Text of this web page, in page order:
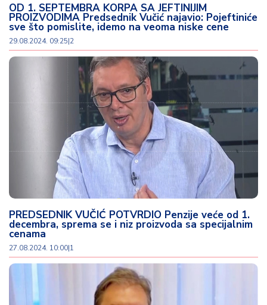
OD 1. SEPTEMBRA KORPA SA JEFTINIJIM
PROIZVODIMA Predsednik Vučić najavio: Pojeftiniće
sve što pomislite, idemo na veoma niske cene
29.08.2024. 09:25|2
PREDSEDNIK VUČIĆ POTVRDIO Penzije veće od 1.
decembra, sprema se i niz proizvoda sa specijalnim
cenama
27.08.2024. 10:00|1